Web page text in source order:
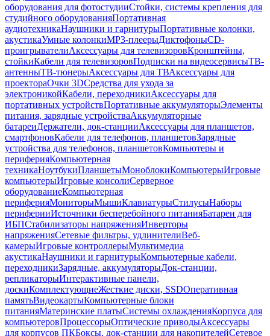
оборудования для фотостудииСтойки, системы крепления для
студийного оборудованияПортативная
аудиотехникаНаушники и гарнитурыПортативные колонки,
акустикаУмные колонкиMP3-плеерыДиктофоныCD-
проигрывателиАксессуары для телевизоровКронштейны,
стойкиКабели для телевизоровПодписки на видеосервисыТВ-
антенныТВ-тюнерыАксессуары для ТВАксессуары для
проектораОчки 3DСредства для ухода за
электроникойКабели, переходникиАксессуары для
портативных устройствПортативные аккумуляторыЭлементы
питания, зарядные устройстваАккумуляторные
батареиДержатели, док-станцииАксессуары для планшетов,
смартфоновКабели для телефонов, планшетовЗарядные
устройства для телефонов, планшетовКомпьютеры и
периферияКомпьютерная
техникаНоутбукиПланшетыМоноблокиКомпьютерыИгровые
компьютерыИгровые консолиСерверное
оборудованиеКомпьютерная
периферияМониторыМышиКлавиатурыСтилусыНаборы
периферииИсточники бесперебойного питанияБатареи для
ИБПСтабилизаторы напряженияИнверторы
напряженияСетевые фильтры, удлинителиВеб-
камерыИгровые контроллерыМультимедиа
акустикаНаушники и гарнитурыКомпьютерные кабели,
переходникиЗарядные, аккумуляторыДок-станции,
репликаторыИнтерактивные панели,
доскиКомплектующиеЖесткие диски, SSDОперативная
памятьВидеокартыКомпьютерные блоки
питанияМатеринские платыСистемы охлажденияКорпуса для
компьютеровПроцессорыОптические приводыАксессуары
для корпусов ПКБоксы, док-станции для накопителейСетевое